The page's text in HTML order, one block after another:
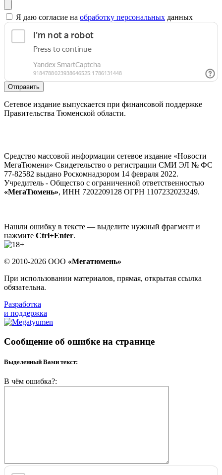
Я даю согласие на обработку персональных данных
Отправить
Сетевое издание выпускается при финансовой поддержке
Правительства Тюменской области.
Средство массовой информации сетевое издание «Новости
МегаТюмени» Свидетельство о регистрации СМИ ЭЛ № ФС
77-82582 выдано Роскомнадзором 14 февраля 2022.
Учредитель - Общество с ограниченной ответственностью
«МегаТюмень», ИНН 7202209128 ОГРН 1107232023249.
Нашли ошибку в тексте — выделите нужный фрагмент и
нажмите Ctrl+Enter.
© 2010-2026 ООО «Мегатюмень»
При использовании материалов, прямая, открытая ссылка
обязательна.
Разработка
и поддержка
Сообщение об ошибке на странице
Выделенный Вами текст:
В чём ошибка?: